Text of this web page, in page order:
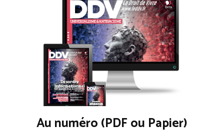
Au numéro (PDF ou Papier)